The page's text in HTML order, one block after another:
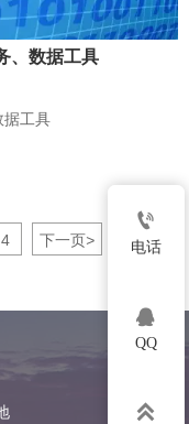
、数据工具
据工具
4 下一页>

电话

QQ
